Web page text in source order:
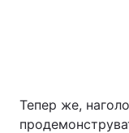
Тепер же,